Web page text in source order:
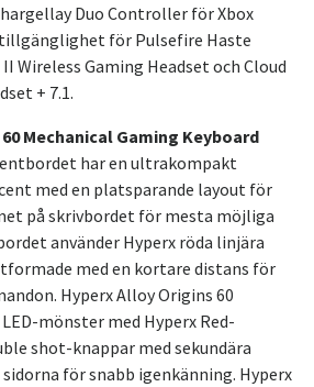
Duo Controller för Xbox
tillgänglighet för Pulsefire Haste
Wireless Gaming Headset och Cloud
+ 7.1.
Mechanical Gaming Keyboard
har en ultrakompakt
med en platsparande layout för
på skrivbordet för mesta möjliga
använder Hyperx röda linjära
med en kortare distans för
Hyperx Alloy Origins 60
mönster med Hyperx Red-
shot-knappar med sekundära
för snabb igenkänning. Hyperx